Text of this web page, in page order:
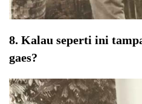
8. Kalau seperti ini
gaes?